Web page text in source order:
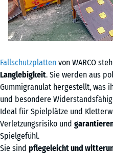
Fallschutzplatten von WARCO
Langlebigkeit. Sie werden aus
Gummigranulat hergestellt, was
und besondere
Ideal für Spielplätze und
Verletzungsrisiko und
Spielgefühl.
Sie sind pflegeleicht und